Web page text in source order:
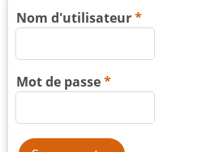
Nom d'utilisateur
Mot de passe